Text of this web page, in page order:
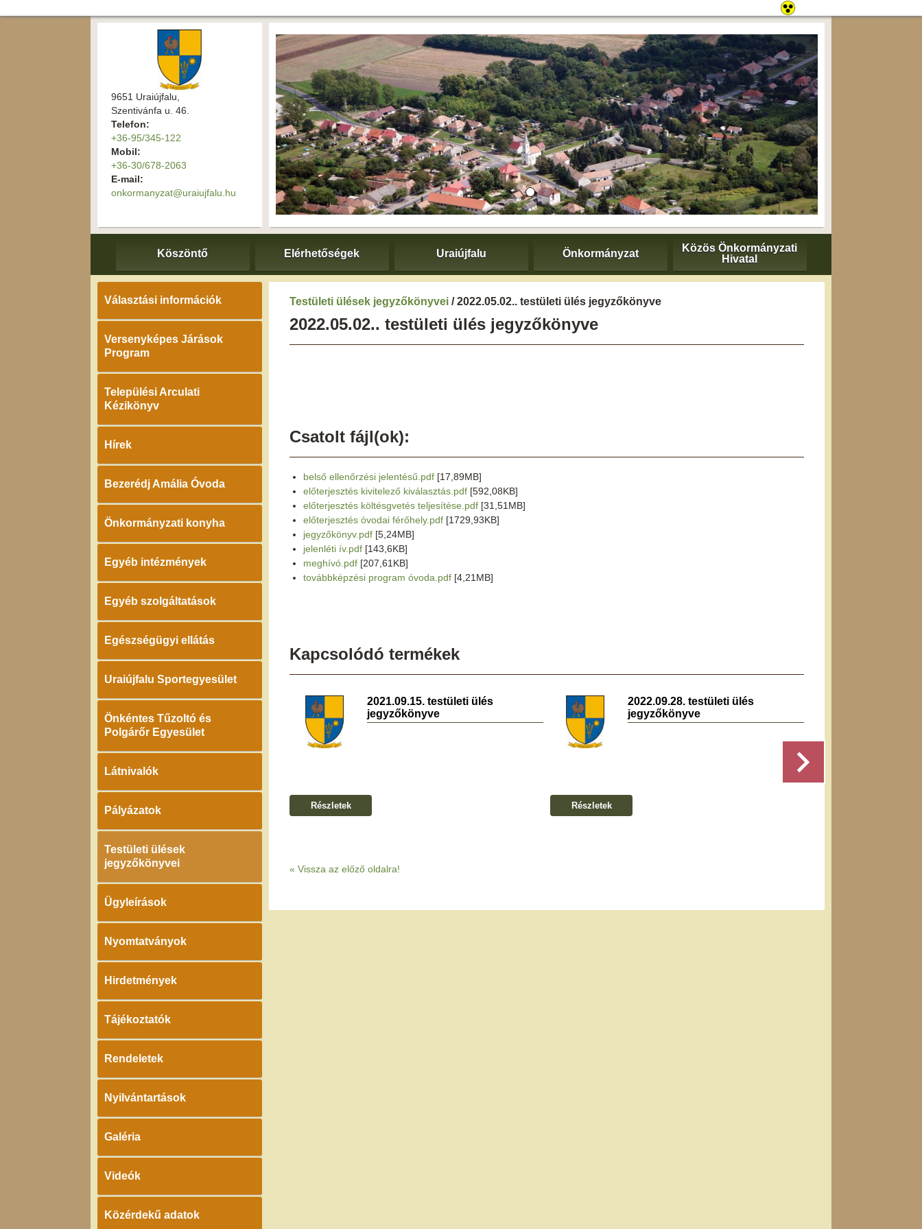
9651 Uraiújfalu,
Szentivánfa u. 46.
Telefon:
+36-95/345-122
Mobil:
+36-30/678-2063
E-mail:
onkormanyzat@uraiujfalu.hu
Köszöntő Elérhetőségek Uraiújfalu Önkormányzat
Közös Önkormányzati
Hivatal
Választási információk
Versenyképes Járások
Program
Települési Arculati
Kézikönyv
Hírek
Bezerédj Amália Óvoda
Önkormányzati konyha
Egyéb intézmények
Egyéb szolgáltatások
Egészségügyi ellátás
Uraiújfalu Sportegyesület
Önkéntes Tűzoltó és
Polgárőr Egyesület
Látnivalók
Pályázatok
Testületi ülések
jegyzőkönyvei
Ügyleírások
Nyomtatványok
Hirdetmények
Tájékoztatók
Rendeletek
Nyilvántartások
Galéria
Videók
Közérdekű adatok
Testületi ülések jegyzőkönyvei / 2022.05.02.. testületi ülés jegyzőkönyve
2022.05.02.. testületi ülés jegyzőkönyve
Csatolt fájl(ok):
belső ellenőrzési jelentésű.pdf [17,89MB]
előterjesztés kivitelező kiválasztás.pdf [592,08KB]
előterjesztés költésgvetés teljesítése.pdf [31,51MB]
előterjesztés óvodai férőhely.pdf [1729,93KB]
jegyzőkönyv.pdf [5,24MB]
jelenléti ív.pdf [143,6KB]
meghívó.pdf [207,61KB]
továbbképzési program óvoda.pdf [4,21MB]
Kapcsolódó termékek
2021.09.15. testületi ülés
jegyzőkönyve
Részletek
2022.09.28. testületi ülés
jegyzőkönyve
Részletek
« Vissza az előző oldalra!